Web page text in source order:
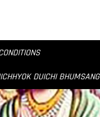
DUICHI BHUMSANG